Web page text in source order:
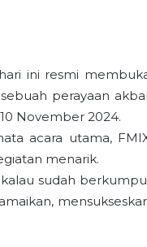
ini resmi
perayaan
November 2024.
acara utama,
menarik.
kalau sudah